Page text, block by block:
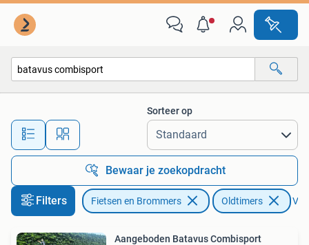
Alle afstanden…
Sorteer op
Bewaar je zoekopdracht
Filters Fietsen en Brommers Oldtimers
Aangeboden Batavus Combisport